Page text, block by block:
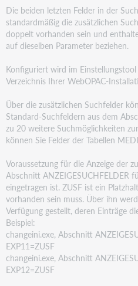
Die beiden letzten Felder in der
standardmäßig die zusätzlichen
doppelt vorhanden sein und
aufdieselben Parameter beziehen.
Konfiguriert wird im Einstellungstool
Verzeichnis Ihrer WebOPAC-
Über die zusätzlichen Suchfelder
Standard-Suchfeldern aus dem
zu 20 weitere Suchmöglichkeiten
können Sie Felder der Tabellen
Voraussetzung für die Anzeige der
Abschnitt ANZEIGESUCHFELDER
eingetragen ist. ZUSF ist ein
vorhanden sein muss. Über ihn
Verfügung gestellt, deren Einträge
Beispiel:
changeini.exe, Abschnitt
EXP11=ZUSF
changeini.exe, Abschnitt
EXP12=ZUSF